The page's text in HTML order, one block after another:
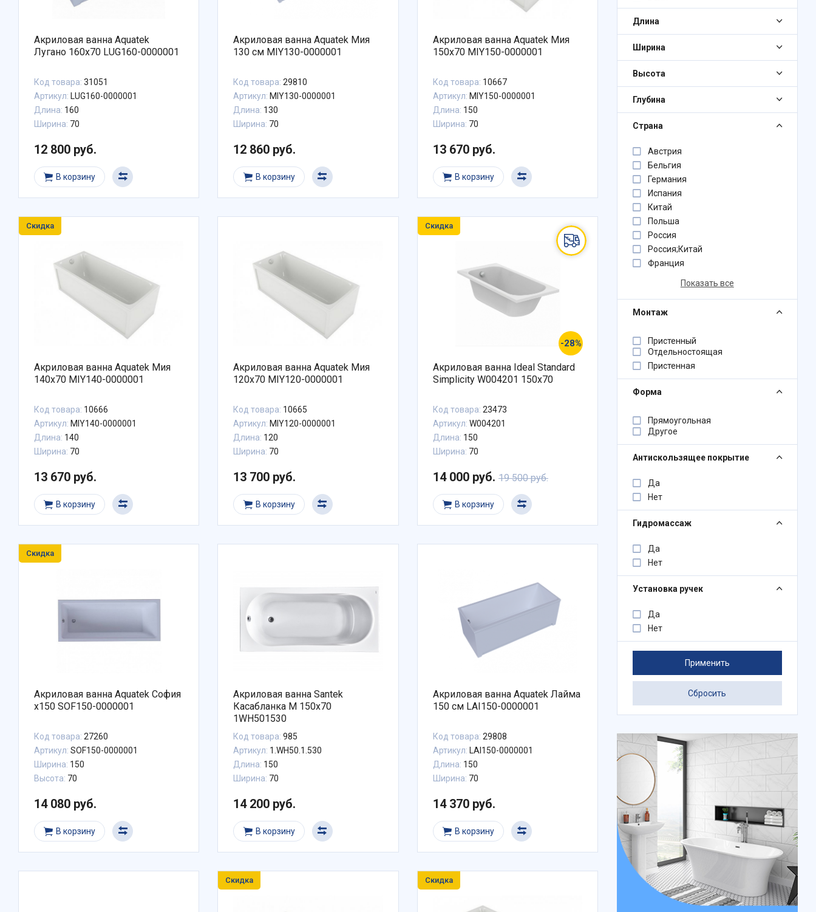
Акриловая ванна Aquatek
Лугано 160x70 LUG160-0000001
Код товара: 31051
Артикул: LUG160-0000001
Длина: 160
Ширина: 70
12 800 руб.
В корзину
Акриловая ванна Aquatek Мия
130 см MIY130-0000001
Код товара: 29810
Артикул: MIY130-0000001
Длина: 130
Ширина: 70
12 860 руб.
В корзину
Акриловая ванна Aquatek Мия
150x70 MIY150-0000001
Код товара: 10667
Артикул: MIY150-0000001
Длина: 150
Ширина: 70
13 670 руб.
В корзину
Скидка
Акриловая ванна Aquatek Мия
140x70 MIY140-0000001
Код товара: 10666
Артикул: MIY140-0000001
Длина: 140
Ширина: 70
13 670 руб.
В корзину
Акриловая ванна Aquatek Мия
120x70 MIY120-0000001
Код товара: 10665
Артикул: MIY120-0000001
Длина: 120
Ширина: 70
13 700 руб.
В корзину
Скидка
-28%
Акриловая ванна Ideal Standard
Simplicity W004201 150x70
Код товара: 23473
Артикул: W004201
Длина: 150
Ширина: 70
14 000 руб. 19 500 руб.
В корзину
Скидка
Акриловая ванна Aquatek София
x150 SOF150-0000001
Код товара: 27260
Артикул: SOF150-0000001
Ширина: 150
Высота: 70
14 080 руб.
В корзину
Акриловая ванна Santek
Касабланка М 150х70
1WH501530
Код товара: 985
Артикул: 1.WH50.1.530
Длина: 150
Ширина: 70
14 200 руб.
В корзину
Акриловая ванна Aquatek Лайма
150 см LAI150-0000001
Код товара: 29808
Артикул: LAI150-0000001
Длина: 150
Ширина: 70
14 370 руб.
В корзину
Скидка Скидка
Длина
Ширина
Высота
Глубина
Страна
Австрия
Бельгия
Германия
Испания
Китай
Польша
Россия
Россия;Китай
Франция
Показать все
Монтаж
Отдельностоящая
Пристенная
Пристенный
Форма
Другое
Прямоугольная
Антискользящее покрытие
Да
Нет
Гидромассаж
Да
Нет
Установка ручек
Да
Нет
Применить
Сбросить